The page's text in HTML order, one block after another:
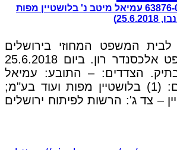
תא (מחוזי י-ם) 63876-06-15 עמיאל מיטב נ' בלושטיין מפות
המשפט המחוזי בירושלים
ונדונה בפני השופט אלכסנדר רון. ביום 25.6.2018
הצדדים: – התובע: עמיאל
מיטב – הנתבעים: (1) בלושטיין מפות ועוד בע"מ;
– צד ג': הרשות לפיתוח ירושלים